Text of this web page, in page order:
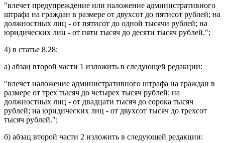
"влечет предупреждение или наложение административного
штрафа на граждан в размере от двухсот до пятисот рублей; на
должностных лиц - от пятисот до одной тысячи рублей; на
юридических лиц - от пяти тысяч до десяти тысяч рублей.";
4) в статье 8.28:
а) абзац второй части 1 изложить в следующей редакции:
"влечет наложение административного штрафа на граждан в
размере от трех тысяч до четырех тысяч рублей; на
должностных лиц - от двадцати тысяч до сорока тысяч
рублей; на юридических лиц - от двухсот тысяч до трехсот
тысяч рублей.";
б) абзац второй части 2 изложить в следующей редакции: